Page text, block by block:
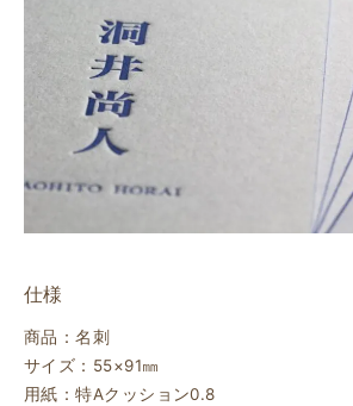
仕様
商品：名刺
サイズ：55×91㎜
用紙：特Aクッション0.8